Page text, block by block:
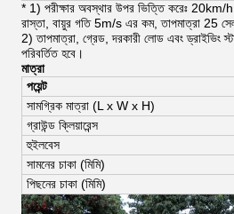
* 1) পরীক্ষার অবস্থার উপর ভিত্তি করেঃ 20km/
রাস্তা, বায়ুর গতি 5m/s এর কম, তাপমাত্রা 25
2) তাপমাত্রা, গ্রেড, দরকারী লোড এবং ড্রাইভিং
পরিবর্তিত হবে।
মাত্রা
পয়েন্ট
সামগ্রিক মাত্রা (L x W x H)
গ্রাউন্ড ক্লিয়ারেন্স
হুইলবেস
সামনের চাকা (মিমি)
পিছনের চাকা (মিমি)